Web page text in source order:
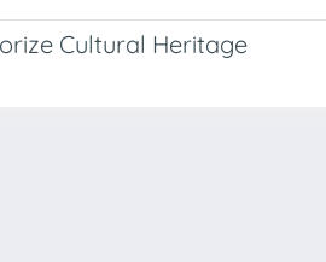
Cultural Heritage